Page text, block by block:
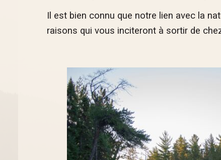
Il est bien connu que notre lien avec la
raisons qui vous inciteront à sortir de